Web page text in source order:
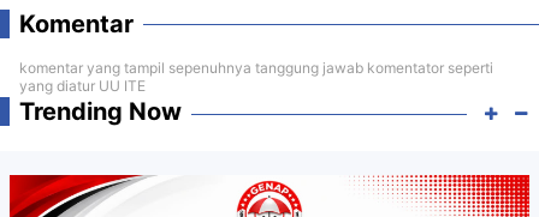
Komentar
komentar yang tampil sepenuhnya tanggung jawab komentator seperti
yang diatur UU ITE
Trending Now